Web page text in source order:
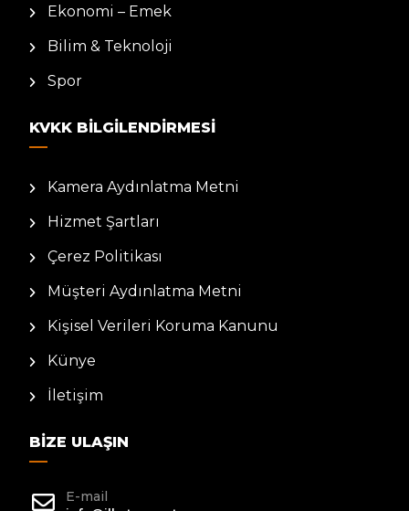
Ekonomi – Emek
Bilim & Teknoloji
Spor
KVKK BILGILENDIRMESI
Kamera Aydınlatma Metni
Hizmet Şartları
Çerez Politikası
Müşteri Aydınlatma Metni
Kişisel Verileri Koruma Kanunu
Künye
İletişim
BIZE ULAŞIN
E-mail